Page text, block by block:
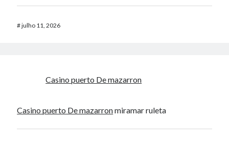
#julho 11, 2026
Casino puerto De mazarron
Casino puerto De mazarronmiramar ruleta